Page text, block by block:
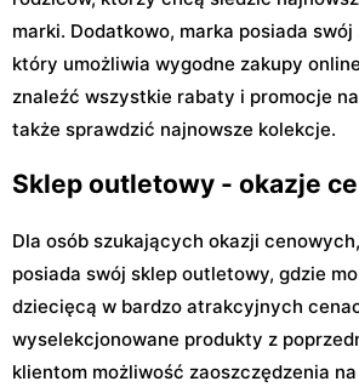
marki. Dodatkowo, marka posiada
który umożliwia wygodne zakupy
znaleźć wszystkie rabaty i promocje
także sprawdzić najnowsze kolekcje.
Sklep outletowy - okazje
Dla osób szukających okazji
posiada swój sklep outletowy, gdzie
dziecięcą w bardzo atrakcyjnych
wyselekcjonowane produkty z
klientom możliwość zaoszczędzenia